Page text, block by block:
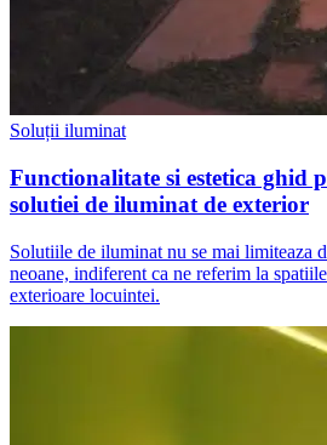
Soluții iluminat
Functionalitate si estetica ghid
solutiei de iluminat de exterior
Solutiile de iluminat nu se mai limiteaza
neoane, indiferent ca ne referim la
exterioare locuintei.